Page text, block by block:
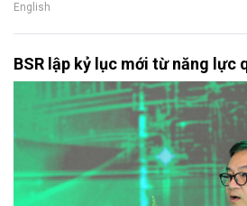
English
BSR lập kỷ lục mới từ năng lực